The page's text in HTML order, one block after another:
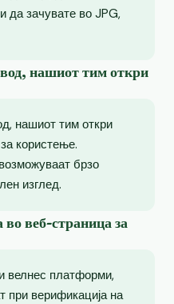
да зачувате во JPG,
нашиот тим откри
нашиот тим откри
користење.
брзо
изглед.
веб-страница за
велнес платформи,
при верификација на